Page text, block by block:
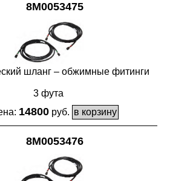
8M0053475
шланг – обжимные фитинги
3 фута
14800 руб.
8M0053476